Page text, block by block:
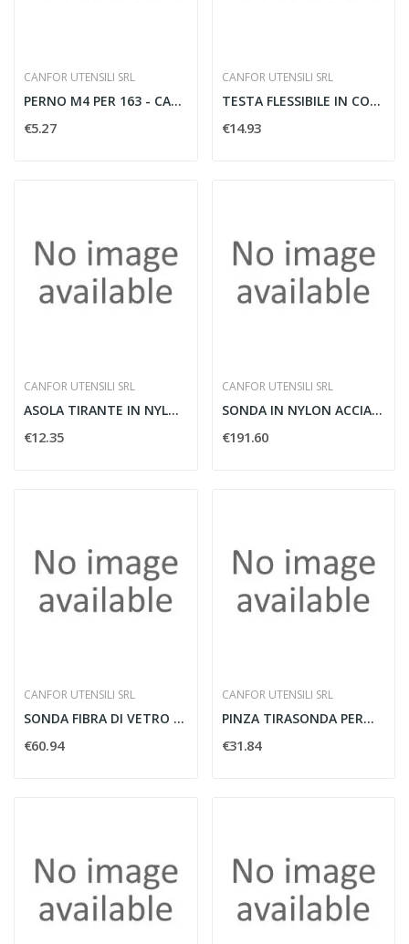
CANFOR UTENSILI SRL
PERNO M4 PER 163 - CANFOR 647/02
€5.27
CANFOR UTENSILI SRL
TESTA FLESSIBILE IN CORDA D'ACCIAIO PER 173 -...
€14.93
CANFOR UTENSILI SRL
ASOLA TIRANTE IN NYLON PER 173 - CANFOR 601/19
€12.35
CANFOR UTENSILI SRL
SONDA IN NYLON ACCIAIO DIAMETRO 6 50M - CANFOR...
€191.60
CANFOR UTENSILI SRL
SONDA FIBRA DI VETRO D3 M15 - CANFOR 161/15
€60.94
CANFOR UTENSILI SRL
PINZA TIRASONDA PER...
€31.84